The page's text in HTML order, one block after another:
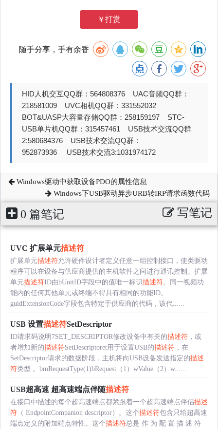
￥打赏
随手分享，手有余香
HID人机交互QQ群：564808376 UAC音频QQ群：
218581009 UVC相机QQ群：331552032
BOT&UASP大容量存储QQ群：258159197 STC-
USB单片机QQ群：315457461 USB技术交流QQ群
2:580684376 USB技术交流QQ群：
952873936 USB技术交流3:1031974172
Windows驱动中获取设备PDO的属性信息
Windows下USB驱动异步URB转IRP请求函数代码
0 篇笔记 写笔记
UVC 扩展单元描述符
扩展单元描述符允许硬件设计者定义任意一组控制接口，使类驱动
程序可以在设备与供应商提供的主机软件之间进行通讯控制。扩展
单元描述符ID由bUnitID字段中的值唯一标识描述符。同一视频功
能内的任何其他单元或终端不得具有相同的功能ID。
guidExtensionCode字段包含特定于供应商的代码，该代......
USB 设置描述符SetDescriptor
ID请求码说明7SET_DESCRIPTOR修改设备中有关的描述符 ，或
者增加新的描述符SetDescriptoret用于设置USB的描述符 ，在
SetDescriptor请求的数据阶段，主机将向USB设备发送指定的描述
符类型 。bmRequestType(1)bRequest（1）wValue（2）w......
USB超高速 超高速端点伴随描述符
在接口中描述的每个超高速端点都紧跟着一个超高速端点伴侣描述
符 （ EndpointCompanion descriptor）。这个描述符包含只给超高速
端点定义的附加端点特性。这个描述符总是 作 为 配 置 描 述 符